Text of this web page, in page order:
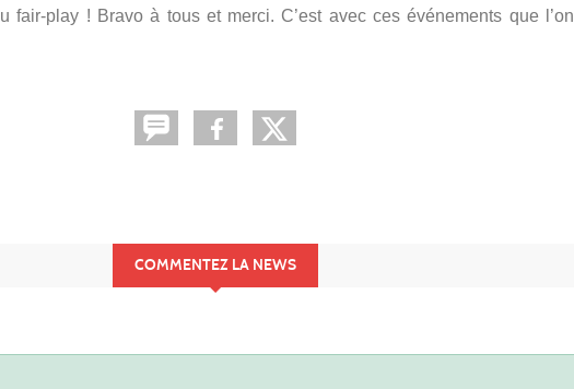
play ! Bravo à tous et merci. C’est avec ces événements que l’on
COMMENTEZ LA NEWS